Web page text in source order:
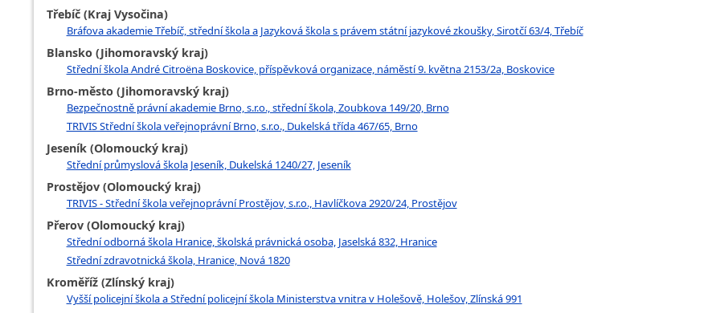
Třebíč (Kraj Vysočina)
Bráfova akademie Třebíč, střední škola a Jazyková škola s právem státní jazykové zkoušky, Sirotčí 63/4, Třebíč
Blansko (Jihomoravský kraj)
Střední škola André Citroëna Boskovice, příspěvková organizace, náměstí 9. května 2153/2a, Boskovice
Brno-město (Jihomoravský kraj)
Bezpečnostně právní akademie Brno, s.r.o., střední škola, Zoubkova 149/20, Brno
TRIVIS Střední škola veřejnoprávní Brno, s.r.o., Dukelská třída 467/65, Brno
Jeseník (Olomoucký kraj)
Střední průmyslová škola Jeseník, Dukelská 1240/27, Jeseník
Prostějov (Olomoucký kraj)
TRIVIS - Střední škola veřejnoprávní Prostějov, s.r.o., Havlíčkova 2920/24, Prostějov
Přerov (Olomoucký kraj)
Střední odborná škola Hranice, školská právnická osoba, Jaselská 832, Hranice
Střední zdravotnická škola, Hranice, Nová 1820
Kroměříž (Zlínský kraj)
Vyšší policejní škola a Střední policejní škola Ministerstva vnitra v Holešově, Holešov, Zlínská 991